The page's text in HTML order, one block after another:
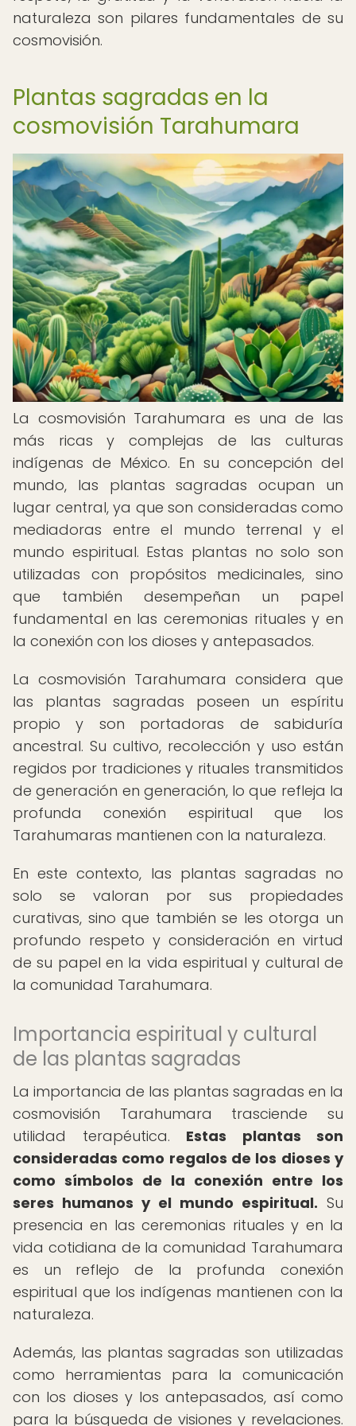
naturaleza son pilares fundamentales de su
cosmovisión.
Plantas sagradas en la
cosmovisión Tarahumara
La cosmovisión Tarahumara es una de las
más ricas y complejas de las culturas
indígenas de México. En su concepción del
mundo, las plantas sagradas ocupan un
lugar central, ya que son consideradas como
mediadoras entre el mundo terrenal y el
mundo espiritual. Estas plantas no solo son
utilizadas con propósitos medicinales, sino
que también desempeñan un papel
fundamental en las ceremonias rituales y en
la conexión con los dioses y antepasados.
La cosmovisión Tarahumara considera que
las plantas sagradas poseen un espíritu
propio y son portadoras de sabiduría
ancestral. Su cultivo, recolección y uso están
regidos por tradiciones y rituales transmitidos
de generación en generación, lo que refleja la
profunda conexión espiritual que los
Tarahumaras mantienen con la naturaleza.
En este contexto, las plantas sagradas no
solo se valoran por sus propiedades
curativas, sino que también se les otorga un
profundo respeto y consideración en virtud
de su papel en la vida espiritual y cultural de
la comunidad Tarahumara.
Importancia espiritual y cultural
de las plantas sagradas
La importancia de las plantas sagradas en la
cosmovisión Tarahumara trasciende su
utilidad terapéutica. Estas plantas son
consideradas como regalos de los dioses y
como símbolos de la conexión entre los
seres humanos y el mundo espiritual. Su
presencia en las ceremonias rituales y en la
vida cotidiana de la comunidad Tarahumara
es un reflejo de la profunda conexión
espiritual que los indígenas mantienen con la
naturaleza.
Además, las plantas sagradas son utilizadas
como herramientas para la comunicación
con los dioses y los antepasados, así como
para la búsqueda de visiones y revelaciones.